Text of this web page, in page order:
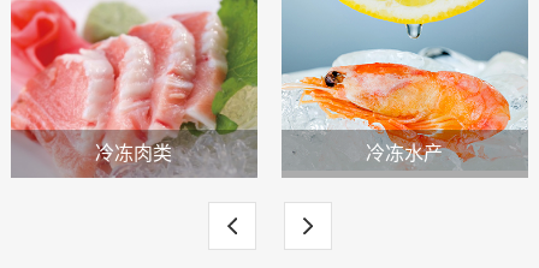
冷冻肉类 冷冻水产